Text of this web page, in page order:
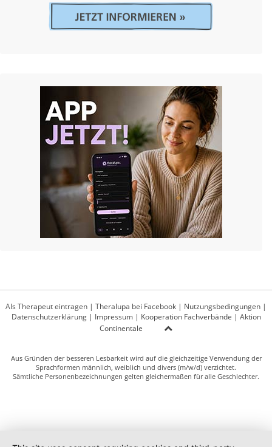
Als Therapeut eintragen | Theralupa bei Facebook | Nutzungsbedingungen |
Datenschutzerklärung| Impressum| Kooperation Fachverbände | Aktion
Continentale
Aus Gründen der besseren Lesbarkeit wird auf die gleichzeitige Verwendung der
Sprachformen männlich, weiblich und divers (m/w/d) verzichtet.
Sämtliche Personenbezeichnungen gelten gleichermaßen für alle Geschlechter.